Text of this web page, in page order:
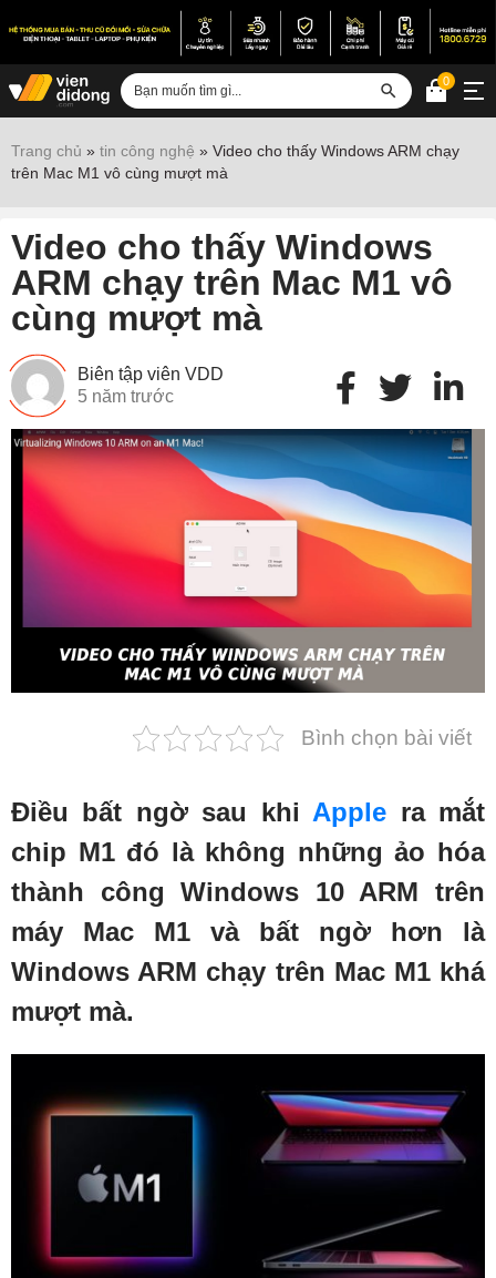
Sửa iPhone
Sửa Vertu
Sửa iPad
Sửa Macbook
Sửa Laptop
Sửa chữa thiết bị khác
Điện thoại
Phụ kiện
17 cửa hàng
Tổng đài:1800.6729 (miễn phí)
(Giờ làm việc: 08h00 - 21h00)
0
Trang chủ » tin công nghệ » Video cho thấy Windows ARM chạy
trên Mac M1 vô cùng mượt mà
Video cho thấy Windows
ARM chạy trên Mac M1 vô
cùng mượt mà
Biên tập viên VDD
5 năm trước
Bình chọn bài viết
Điều bất ngờ sau khi Apple ra mắt
chip M1 đó là không những ảo hóa
thành công Windows 10 ARM trên
máy Mac M1 và bất ngờ hơn là
Windows ARM chạy trên Mac M1 khá
mượt mà.